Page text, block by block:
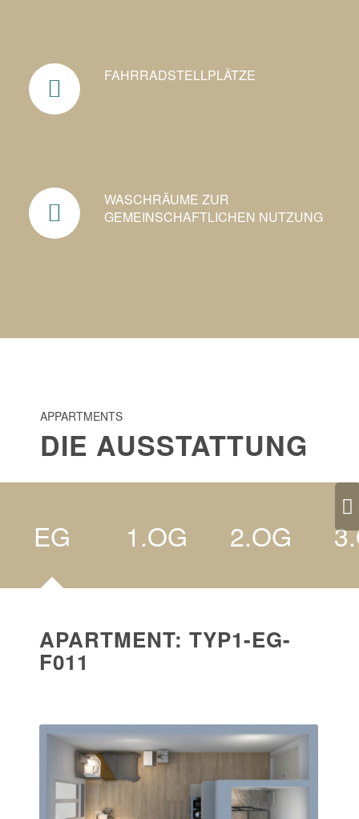
FAHRRAD­STELLPLÄTZE
WASCHRÄUME ZUR
GEMEINSCHAFTLICHEN NUTZUNG
APPARTMENTS
DIE AUSSTATTUNG
EG 1.OG 2.OG
APARTMENT: TYP1-EG-
F011